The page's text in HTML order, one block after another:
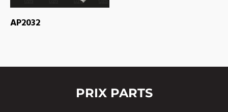
LEER MÁS
AP2032
PRIX PARTS